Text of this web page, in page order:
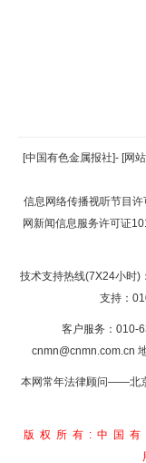
[中国有色金属报社]- [网
信息网络传播视听节目
网新闻信息服务许可证
技术支持热线(7X24小时
支持：
客户服务：010-
cnmn@cnmn.com.cn
本网常年法律顾问——北
版权所有:中国有